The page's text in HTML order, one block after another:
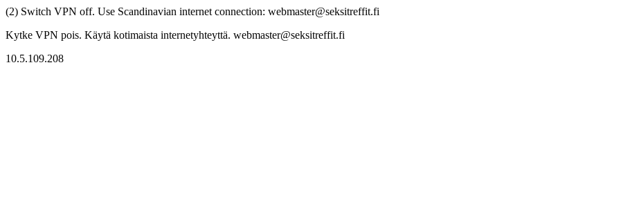
(2) Switch VPN off. Use Scandinavian internet connection: webmaster@seksitreffit.fi
Kytke VPN pois. Käytä kotimaista internetyhteyttä. webmaster@seksitreffit.fi
10.5.109.208